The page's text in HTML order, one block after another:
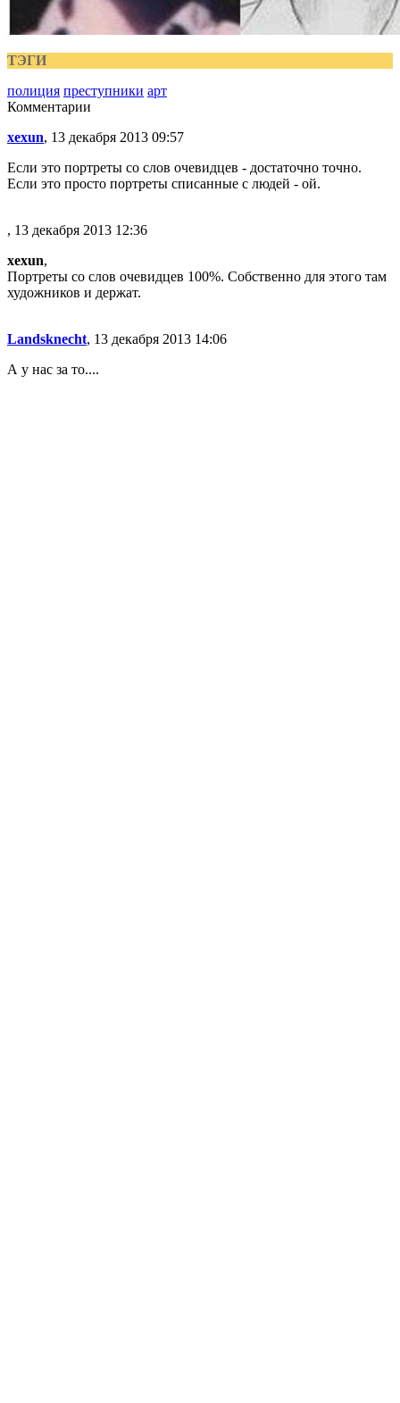
ТЭГИ
полиция преступники арт
Комментарии
xexun, 13 декабря 2013 09:57
Если это портреты со слов очевидцев - достаточно точно.
Если это просто портреты списанные с людей - ой.
, 13 декабря 2013 12:36
xexun,
Портреты со слов очевидцев 100%. Собственно для этого там
художников и держат.
Landsknecht, 13 декабря 2013 14:06
А у нас за то....